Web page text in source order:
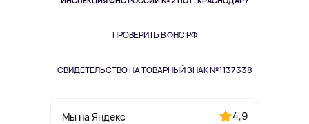
ПРОВЕРИТЬ В ФНС РФ
СВИДЕТЕЛЬСТВО НА ТОВАРНЫЙ ЗНАК №1137338
Мы на Яндекс 4,9
Одежда и аксессуары